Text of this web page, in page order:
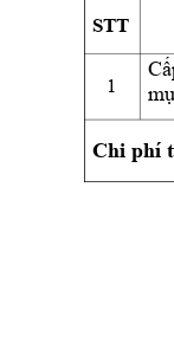
STT
1
Chi phí